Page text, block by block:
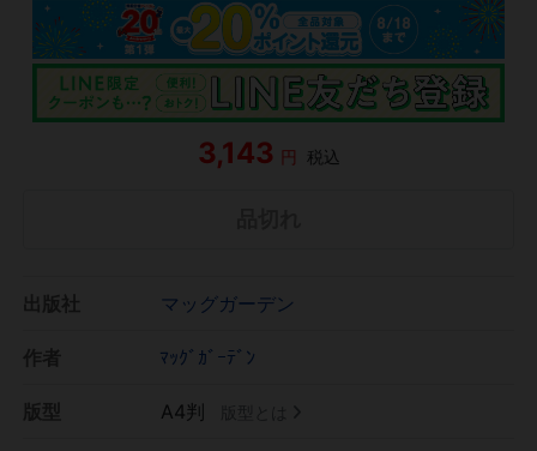
3,143 円 税込
マッグガーデン
ﾏｯｸﾞｶﾞｰﾃﾞﾝ
A4判